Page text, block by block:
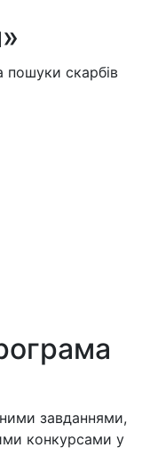
пошуки скарбів
завданнями,
конкурсами у